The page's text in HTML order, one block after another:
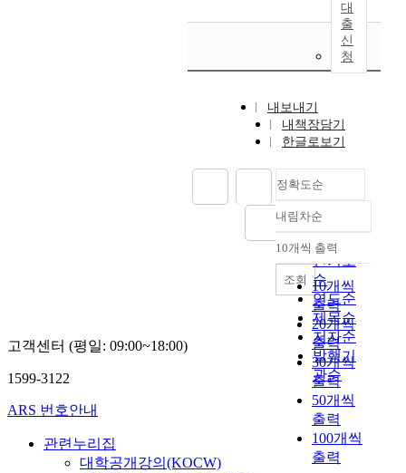
대
출
신
청
내보내기
내책장담기
한글로보기
정확도순
정확도
순
인기도
순
연도순
제목순
저자순
발행기
관순
내림차순
내림차순
10개씩 출력
10개씩
출력
20개씩
출력
30개씩
출력
50개씩
출력
100개씩
출력
조회
고객센터 (평일: 09:00~18:00)
1599-3122
ARS 번호안내
관련누리집
대학공개강의(KOCW)